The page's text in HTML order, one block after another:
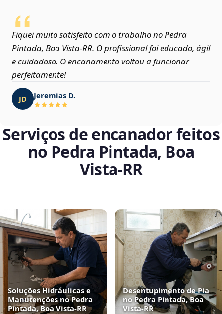
Fiquei muito satisfeito com o trabalho no Pedra
Pintada, Boa Vista‑RR. O profissional foi educado, ágil
e cuidadoso. O encanamento voltou a funcionar
perfeitamente!
JD Jeremias D.
Serviços de encanador feitos
no Pedra Pintada, Boa
Vista‑RR
Soluções Hidráulicas e
Manutenções no Pedra
Pintada, Boa Vista‑RR
Desentupimento de Pia
no Pedra Pintada, Boa
Vista‑RR